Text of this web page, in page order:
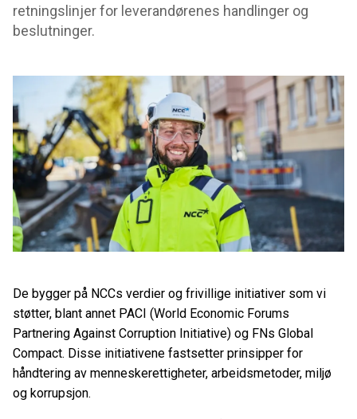
retningslinjer for leverandørenes handlinger og
beslutninger.
De bygger på NCCs verdier og frivillige initiativer som vi
støtter, blant annet PACI (World Economic Forums
Partnering Against Corruption Initiative) og FNs Global
Compact. Disse initiativene fastsetter prinsipper for
håndtering av menneskerettigheter, arbeidsmetoder, miljø
og korrupsjon.